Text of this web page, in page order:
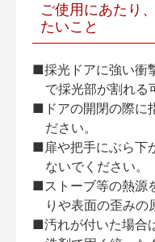
ご使用にあたり
たいこと
■採光ドアに強い衝
で採光部が割れる
■ドアの開閉の際に
ださい。
■扉や把手にぶら下
ないでください。
■ストーブ等の熱源
りや表面の歪みの
■汚れが付いた場合